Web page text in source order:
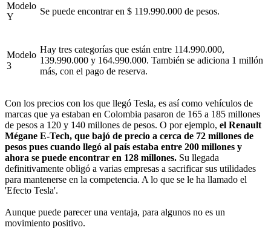
Modelo
Y
Se puede encontrar en $ 119.990.000 de pesos.
Modelo
3
Hay tres categorías que están entre 114.990.000,
139.990.000 y 164.990.000. También se adiciona 1 millón
más, con el pago de reserva.
Con los precios con los que llegó Tesla, es así como vehículos de
marcas que ya estaban en Colombia pasaron de 165 a 185 millones
de pesos a 120 y 140 millones de pesos. O por ejemplo, el Renault
Mégane E-Tech, que bajó de precio a cerca de 72 millones de
pesos pues cuando llegó al país estaba entre 200 millones y
ahora se puede encontrar en 128 millones. Su llegada
definitivamente obligó a varias empresas a sacrificar sus utilidades
para mantenerse en la competencia. A lo que se le ha llamado el
'Efecto Tesla'.
Aunque puede parecer una ventaja, para algunos no es un
movimiento positivo.